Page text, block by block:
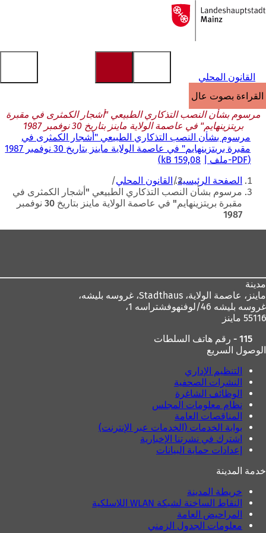
الانتقال إلى المحتوى
إلى
الصفحة
القانون المحلي
القراءة بصوت عالٍ
مرسوم بشأن النصب التذكاري الطبيعي "أشجار الكمثرى في مقبرة
بريتزينهايم" في عاصمة الولاية ماينز بتاريخ 30 نوفمبر 1987
مرسوم بشأن النصب التذكاري الطبيعي "أشجار الكمثرى في
مقبرة بريتزينهايم" في عاصمة الولاية ماينز بتاريخ 30 نوفمبر 1987
PDF-ملف 159,08 kB
أنت
هنا
الصفحة الرئيسية القانون المحلي
مرسوم بشأن النصب التذكاري الطبيعي "أشجار الكمثرى في
مقبرة بريتزينهايم" في عاصمة الولاية ماينز بتاريخ 30 نوفمبر
1987
مدينة
ماينز، عاصمة الولاية،
غروسه بليشه 46/لوفنهوفشتراسه 1،
55116 ماينز
115 - رقم هاتف السلطات
الوصول السريع
التنظيم الإداري
النشرات الصحفية
الوظائف الشاغرة
نظام معلومات المجلس
المناقصات العامة
بوابة الخدمات (الخدمات عبر الإنترنت)
اشترك في نشرتنا الإخبارية
إعدادات حماية البيانات
خدمة المدينة
خريطة المدينة
النقاط الساخنة لشبكة WLAN اللاسلكية
المراحيض العامة
معلومات الجدول الزمني